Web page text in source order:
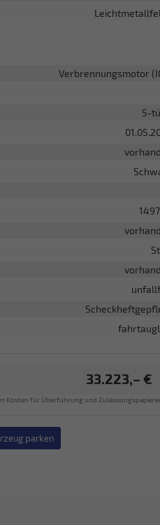
Verbrennungsmotor
5-
33.223,– €
Kosten für Überführung und
parken